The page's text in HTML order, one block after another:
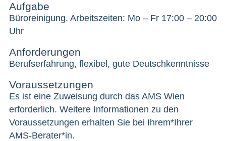
Aufgabe
Büroreinigung. Arbeitszeiten: Mo – Fr 17:00 – 20:00
Uhr
Anforderungen
Berufserfahrung, flexibel, gute Deutschkenntnisse
Voraussetzungen
Es ist eine Zuweisung durch das AMS Wien
erforderlich. Weitere Informationen zu den
Voraussetzungen erhalten Sie bei Ihrem*Ihrer
AMS-Berater*in.